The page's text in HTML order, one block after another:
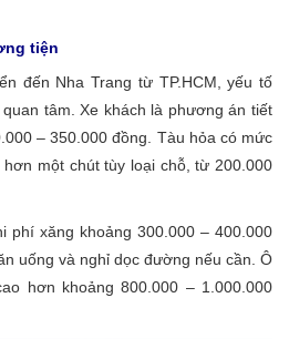
tiện
đến Nha Trang từ TP.HCM, yếu tố
tâm. Xe khách là phương án tiết
– 350.000 đồng. Tàu hỏa có mức
một chút tùy loại chỗ, từ 200.000
phí xăng khoảng 300.000 – 400.000
uống và nghỉ dọc đường nếu cần. Ô
hơn khoảng 800.000 – 1.000.000